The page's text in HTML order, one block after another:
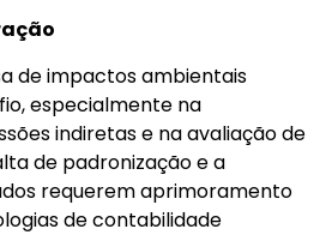
de impactos ambientais
especialmente na
indiretas e na avaliação de
de padronização e a
requerem aprimoramento
de contabilidade